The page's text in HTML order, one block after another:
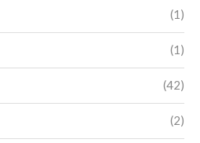
(1)
(1)
(42)
(2)